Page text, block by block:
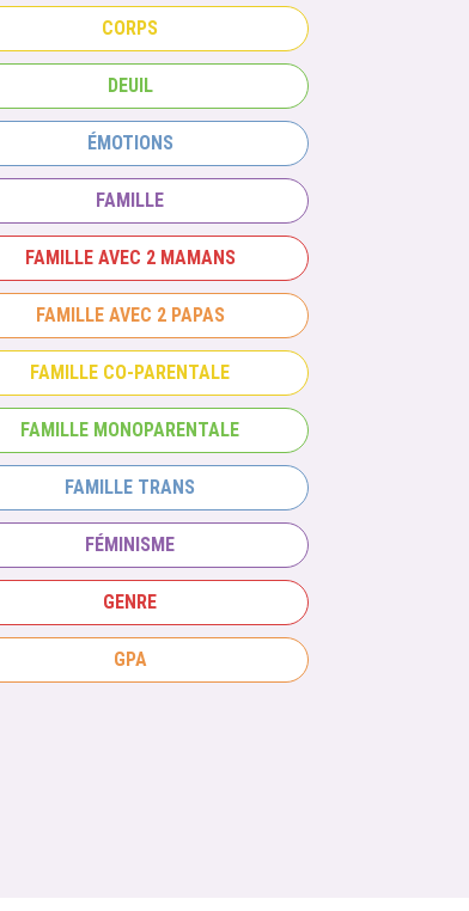
CORPS
DEUIL
ÉMOTIONS
FAMILLE
FAMILLE AVEC 2 MAMANS
FAMILLE AVEC 2 PAPAS
FAMILLE CO-PARENTALE
FAMILLE MONOPARENTALE
FAMILLE TRANS
FÉMINISME
GENRE
GPA